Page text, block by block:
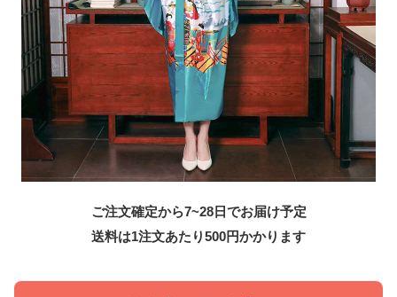
ご注文確定から7~28日でお届け予定
送料は1注文あたり500円かかります